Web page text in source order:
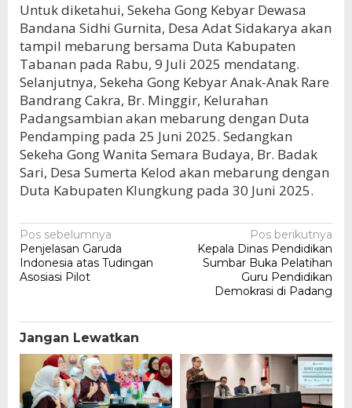
Untuk diketahui, Sekeha Gong Kebyar Dewasa
Bandana Sidhi Gurnita, Desa Adat Sidakarya akan
tampil mebarung bersama Duta Kabupaten
Tabanan pada Rabu, 9 Juli 2025 mendatang.
Selanjutnya, Sekeha Gong Kebyar Anak-Anak Rare
Bandrang Cakra, Br. Minggir, Kelurahan
Padangsambian akan mebarung dengan Duta
Pendamping pada 25 Juni 2025. Sedangkan
Sekeha Gong Wanita Semara Budaya, Br. Badak
Sari, Desa Sumerta Kelod akan mebarung dengan
Duta Kabupaten Klungkung pada 30 Juni 2025.
Navigasi
pos
Pos sebelumnya
Penjelasan Garuda
Indonesia atas Tudingan
Asosiasi Pilot
Pos berikutnya
Kepala Dinas Pendidikan
Sumbar Buka Pelatihan
Guru Pendidikan
Demokrasi di Padang
Jangan Lewatkan